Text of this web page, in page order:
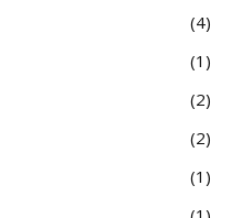
4
1
2
2
1